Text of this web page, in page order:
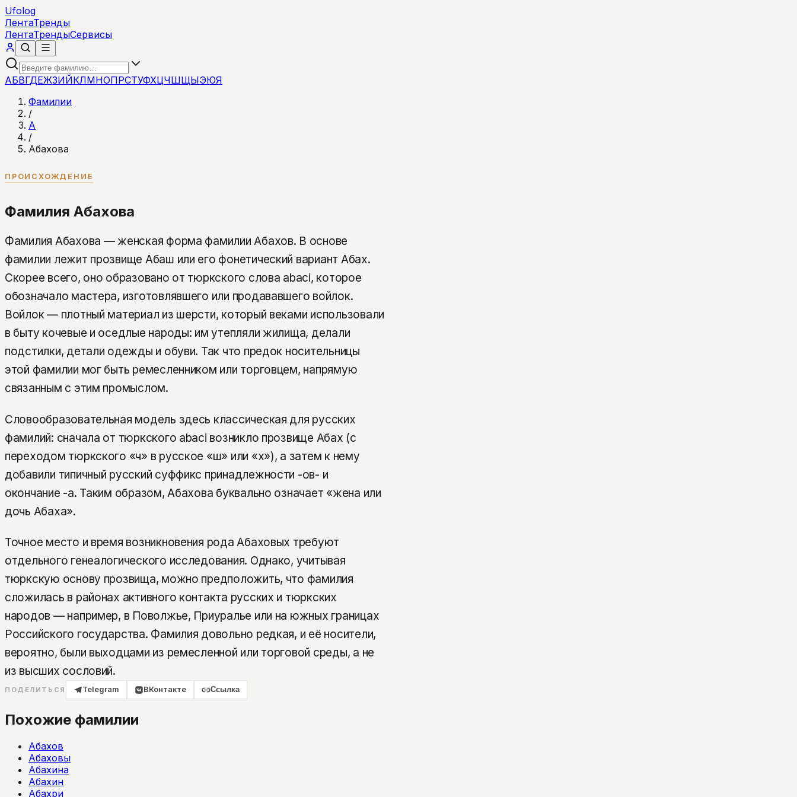
Ufolog
ЛентаТренды
ЛентаТрендыСервисы
АБВГДЕЖЗИЙКЛМНОПРСТУФХЦЧШЩЫЭЮЯ
Фамилии
/
А
/
Абахова
ПРОИСХОЖДЕНИЕ
Фамилия Абахова
Фамилия Абахова — женская форма фамилии Абахов. В основе
фамилии лежит прозвище Абаш или его фонетический вариант Абах.
Скорее всего, оно образовано от тюркского слова abaci, которое
обозначало мастера, изготовлявшего или продававшего войлок.
Войлок — плотный материал из шерсти, который веками использовали
в быту кочевые и оседлые народы: им утепляли жилища, делали
подстилки, детали одежды и обуви. Так что предок носительницы
этой фамилии мог быть ремесленником или торговцем, напрямую
связанным с этим промыслом.
Словообразовательная модель здесь классическая для русских
фамилий: сначала от тюркского abaci возникло прозвище Абах (с
переходом тюркского «ч» в русское «ш» или «х»), а затем к нему
добавили типичный русский суффикс принадлежности -ов- и
окончание -а. Таким образом, Абахова буквально означает «жена или
дочь Абаха».
Точное место и время возникновения рода Абаховых требуют
отдельного генеалогического исследования. Однако, учитывая
тюркскую основу прозвища, можно предположить, что фамилия
сложилась в районах активного контакта русских и тюркских
народов — например, в Поволжье, Приуралье или на южных границах
Российского государства. Фамилия довольно редкая, и её носители,
вероятно, были выходцами из ремесленной или торговой среды, а не
из высших сословий.
ПОДЕЛИТЬСЯ Telegram ВКонтакте Ссылка
Похожие фамилии
Абахов
Абаховы
Абахина
Абахин
Абахри